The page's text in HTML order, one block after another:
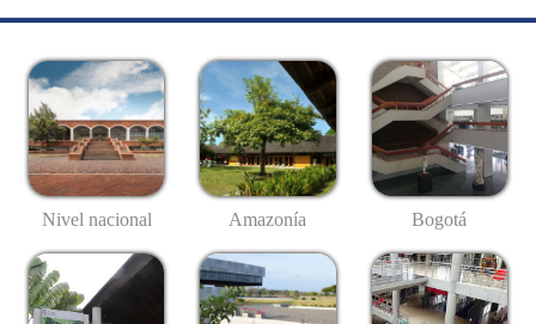
Nivel nacional Amazonía Bogotá